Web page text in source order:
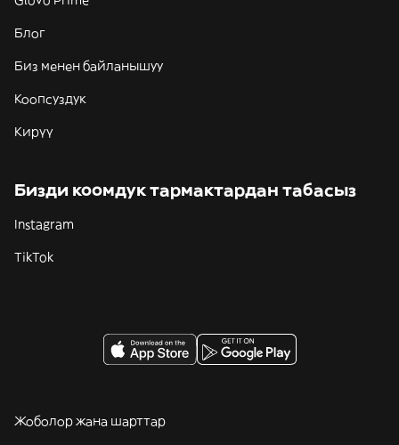
Блог
Биз менен байланышуу
Коопсуздук
Кирүү
Бизди коомдук тармактардан табасыз
Instagram
TikTok
Жоболор жана шарттар